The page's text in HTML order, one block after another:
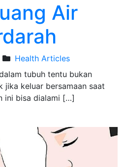
Air
Health Articles
tubuh tentu bukan
jika keluar bersamaan saat
ini bisa dialami […]